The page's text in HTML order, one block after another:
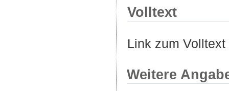
Volltext
Link zum
Weitere